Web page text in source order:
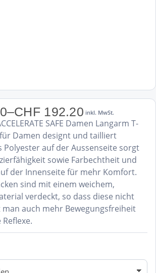
–CHF192.20 inkl. MwSt.
SAFE Damen Langarm T-
Damen designt und tailliert
Polyester auf der Aussenseite sorgt
sowie Farbechtheit und
der Innenseite für mehr Komfort.
sind mit einem weichem,
verdeckt, so dass diese nicht
auch mehr Bewegungsfreiheit